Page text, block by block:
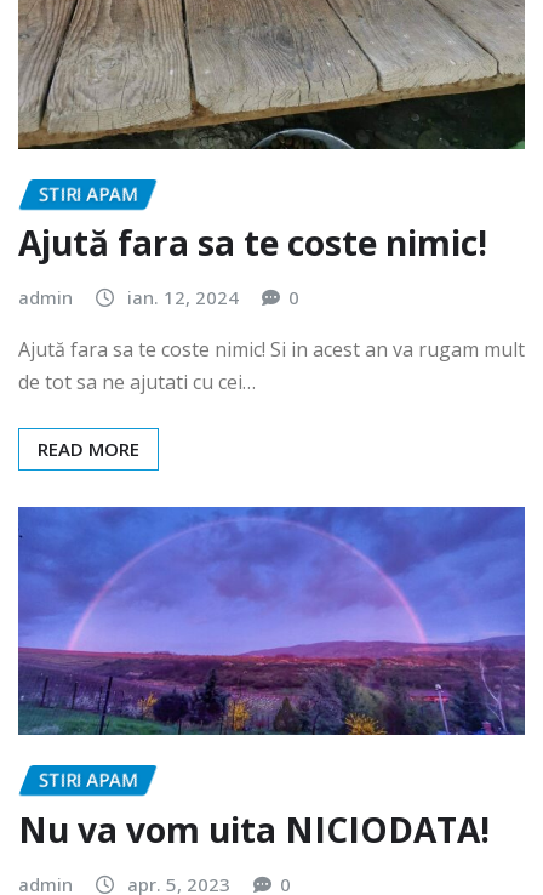
STIRI APAM
Ajută fara sa te coste nimic!
admin ian. 12, 2024 0
Ajută fara sa te coste nimic! Si in acest an va rugam mult
de tot sa ne ajutati cu cei…
STIRI APAM
Nu va vom uita NICIODATA!